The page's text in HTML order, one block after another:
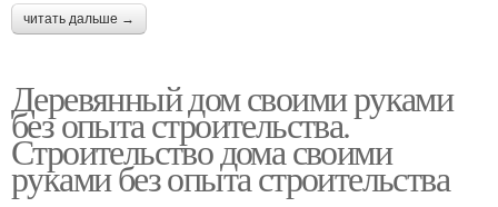
читать дальше →
Деревянный дом своими руками
без опыта строительства.
Строительство дома своими
руками без опыта строительства